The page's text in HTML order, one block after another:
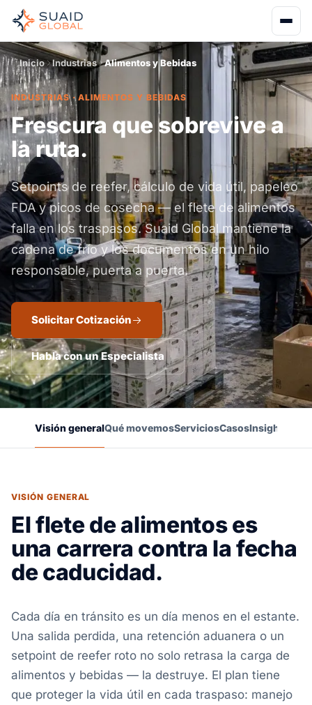
Inicio Industrias Alimentos y Bebidas
INDUSTRIAS · ALIMENTOS Y BEBIDAS
Frescura que sobrevive a
la ruta.
Setpoints de reefer, cálculo de vida útil, papeleo
FDA y picos de cosecha — el flete de alimentos
falla en los traspasos. Suaid Global mantiene la
cadena de frío y los documentos en un hilo
responsable, puerta a puerta.
Solicitar Cotización
Habla con un Especialista
Visión generalQué movemosServiciosCasosInsights
VISIÓN GENERAL
El flete de alimentos es
una carrera contra la fecha
de caducidad.
Cada día en tránsito es un día menos en el estante.
Una salida perdida, una retención aduanera o un
setpoint de reefer roto no solo retrasa la carga de
alimentos y bebidas — la destruye. El plan tiene
que proteger la vida útil en cada traspaso: manejo